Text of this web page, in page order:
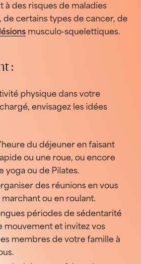
à des risques de maladies
de certains types de cancer, de
lésions musculo-squelettiques.
:
physique dans votre
envisagez les idées
du déjeuner en faisant
ou une roue, ou encore
yoga ou de Pilates.
des réunions en vous
ou en roulant.
périodes de sédentarité
mouvement et invitez vos
membres de votre famille à